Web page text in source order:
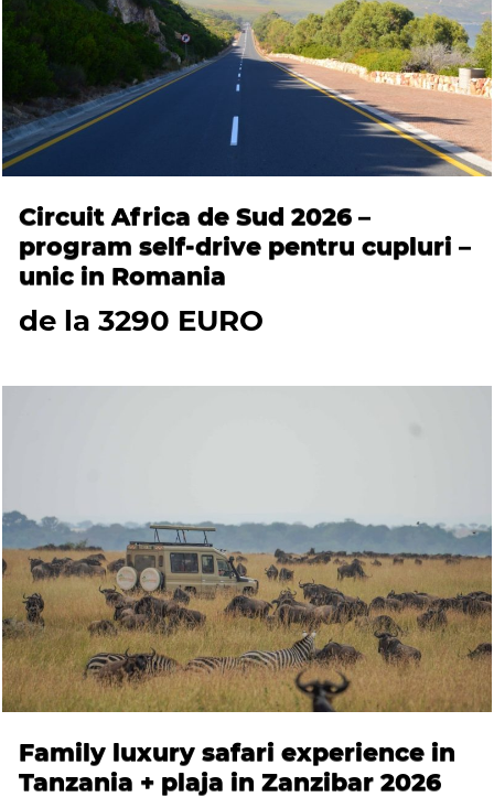
Circuit Africa de Sud 2026 –
program self-drive pentru cupluri –
unic in Romania
de la 3290 EURO
Family luxury safari experience in
Tanzania + plaja in Zanzibar 2026